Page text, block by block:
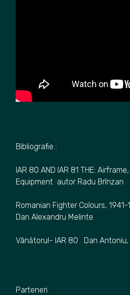
Bibliografie :
IAR 80 AND IAR 81 THE:
Equipment autor Radu Brînzan
Romanian Fighter Colours,
Dan Alexandru Melinte
Vânătorul- IAR 80 Dan Antoniu,
Parteneri